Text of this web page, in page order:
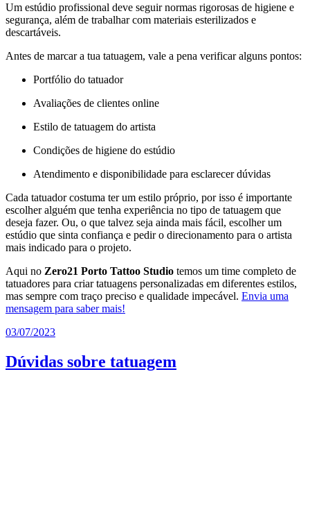
Um estúdio profissional deve seguir normas rigorosas de higiene e
segurança, além de trabalhar com materiais esterilizados e
descartáveis.
Antes de marcar a tua tatuagem, vale a pena verificar alguns pontos:
Portfólio do tatuador
Avaliações de clientes online
Estilo de tatuagem do artista
Condições de higiene do estúdio
Atendimento e disponibilidade para esclarecer dúvidas
Cada tatuador costuma ter um estilo próprio, por isso é importante
escolher alguém que tenha experiência no tipo de tatuagem que
deseja fazer. Ou, o que talvez seja ainda mais fácil, escolher um
estúdio que sinta confiança e pedir o direcionamento para o artista
mais indicado para o projeto.
Aqui no Zero21 Porto Tattoo Studio temos um time completo de
tatuadores para criar tatuagens personalizadas em diferentes estilos,
mas sempre com traço preciso e qualidade impecável. Envia uma
mensagem para saber mais!
Publicado
03/07/2023
Dúvidas sobre tatuagem